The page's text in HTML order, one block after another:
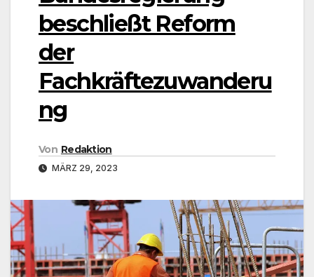
beschließt Reform
der
Fachkräftezuwanderu
ng
Von Redaktion
MÄRZ 29, 2023